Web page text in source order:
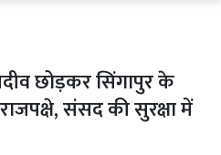
छोड़कर सिंगापुर के
संसद की सुरक्षा में